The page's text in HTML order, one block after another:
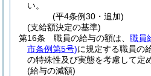
い。
(平4条例30・追加)
(支給額決定の基準)
第16条
職員の給与の額は、 職員
市条例第5号)に規定する職員の
の特殊性及び実態を考慮して定
(給与の減額)